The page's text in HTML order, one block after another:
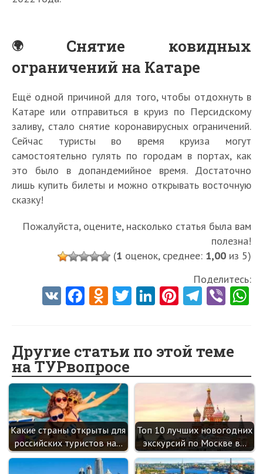
Снятие ковидных
ограничений на Катаре
Ещё одной причиной для того, чтобы отдохнуть в
Катаре или отправиться в круиз по Персидскому
заливу, стало снятие коронавирусных ограничений.
Сейчас туристы во время круиза могут
самостоятельно гулять по городам в портах, как
это было в допандемийное время. Достаточно
лишь купить билеты и можно открывать восточную
сказку!
Пожалуйста, оцените, насколько статья была вам
полезна!
(1 оценок, среднее: 1,00 из 5)
Поделитесь:
V Fa
o
o
k
O
o
kl
as
sn
ik
i
T
er
Li
dI
n
Pi
es
t
Te
a
m
Vi
Другие статьи по этой теме
на ТУРвопросе
Какие страны открыты для
российских туристов на…
Топ 10 лучших новогодних
экскурсий по Москве в…